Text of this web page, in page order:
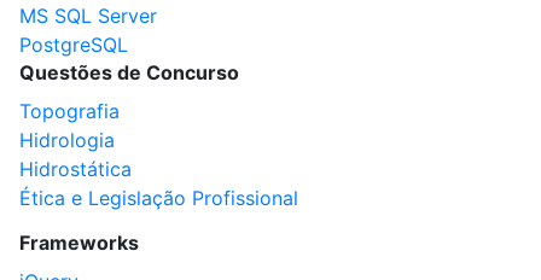
MS SQL Server
PostgreSQL
Questões de Concurso
Topografia
Hidrologia
Hidrostática
Ética e Legislação Profissional
Frameworks